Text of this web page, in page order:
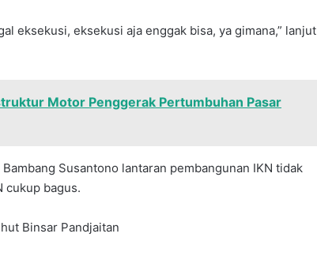
eksekusi, eksekusi aja enggak bisa, ya gimana,” lanjut
Motor Penggerak Pertumbuhan Pasar
Susantono lantaran pembangunan IKN tidak
cukup bagus.
Binsar Pandjaitan